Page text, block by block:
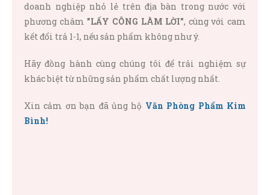
doanh nghiệp nhỏ lẻ trên địa bàn trong nước với
phương châm "LẤY CÔNG LÀM LỜI", cùng với cam
kết đổi trả 1-1, nếu sản phẩm không như ý.
Hãy đồng hành cùng chúng tôi để trải nghiệm sự
khác biệt từ những sản phẩm chất lượng nhất.
Xin cảm ơn bạn đã ủng hộ Văn Phòng Phẩm Kim
Bình!